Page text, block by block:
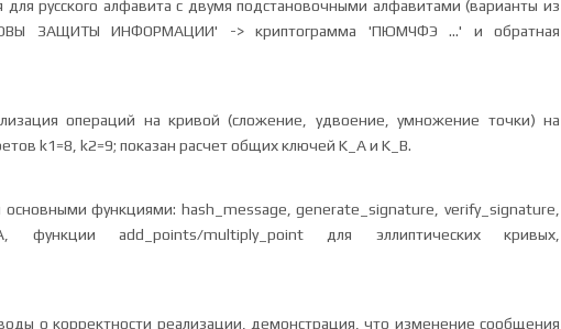
русского алфавита с двумя подстановочными алфавитами (варианты из
ЗАЩИТЫ ИНФОРМАЦИИ' -> криптограмма 'ПЮМЧФЭ ...' и обратная
операций на кривой (сложение, удвоение, умножение точки) на
k1=8, k2=9; показан расчет общих ключей K_A и K_B.
функциями: hash_message, generate_signature, verify_signature,
add_points/multiply_point для эллиптических кривых,
о корректности реализации, демонстрация, что изменение сообщения